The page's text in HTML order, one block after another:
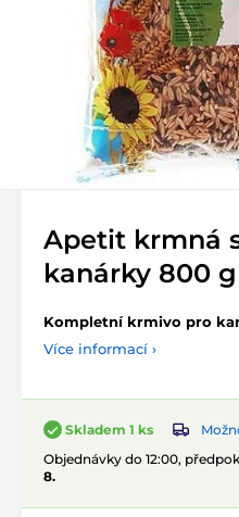
Apetit krmná
kanárky 800 g
Kompletní krmivo pro
Více informací ›
Skladem 1 ks
Objednávky do 12:00,
8.